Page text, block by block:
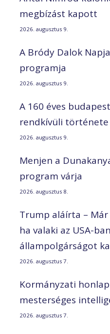
megbízást kapott
2026. augusztus 9.
A Bródy Dalok
programja
2026. augusztus 9.
A 160 éves
rendkívüli története
2026. augusztus 9.
Menjen a
program várja
2026. augusztus 8.
Trump aláírta –
ha valaki az USA-
állampolgárságot
2026. augusztus 7.
Kormányzati
mesterséges
2026. augusztus 7.